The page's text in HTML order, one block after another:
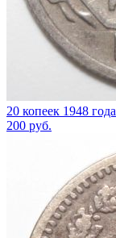
20 копеек 1948 года
200 руб.